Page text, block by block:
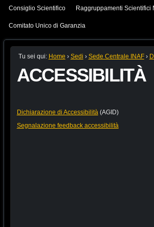
Consiglio Scientifico Raggruppamenti Scientifici
Comitato Unico di Garanzia
Tu sei qui: Home › Sedi › Sede Centrale INAF ›
ACCESSIBILITÀ
Dichiarazione di Accessibilità (AGID)
Segnalazione feedback accessibilità